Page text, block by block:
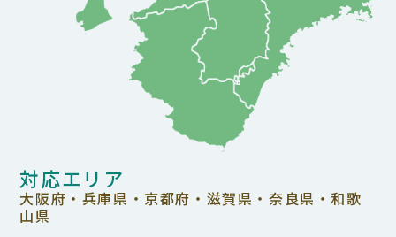
対応エリア
大阪府・兵庫県・京都府・滋賀県・奈良県・和歌
山県